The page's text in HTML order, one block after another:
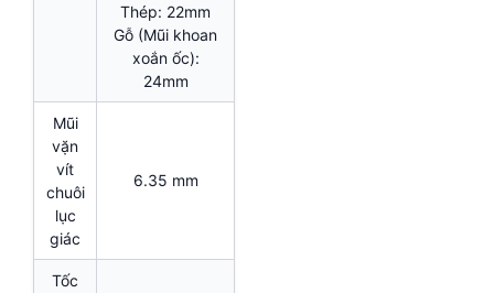
Thép: 22mm
Gỗ (Mũi khoan
xoắn ốc):
24mm
Mũi
vặn
vít
chuôi
lục
giác
6.35 mm
Tốc